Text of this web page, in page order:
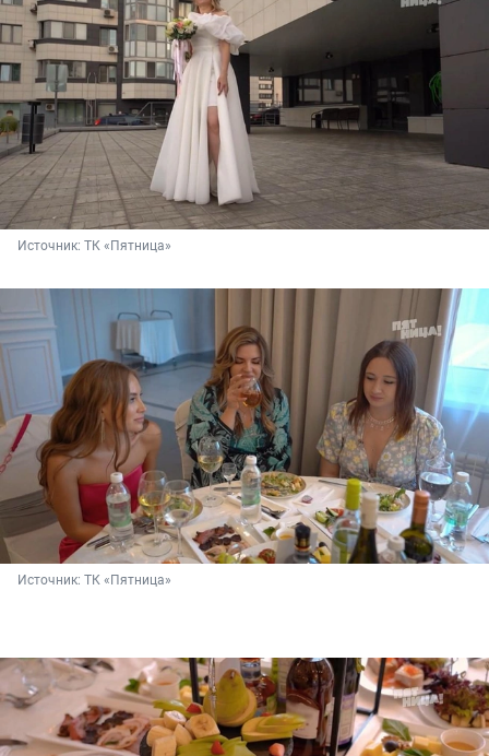
Источник: ТК «Пятница»
Источник: ТК «Пятница»